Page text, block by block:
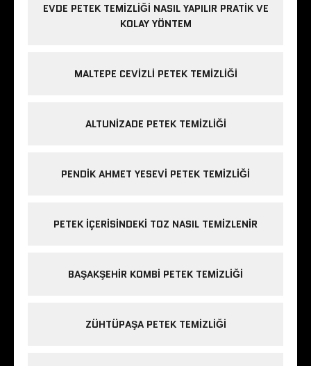
EVDE PETEK TEMIZLIĞI NASIL YAPILIR PRATIK VE
KOLAY YÖNTEM
MALTEPE CEVIZLI PETEK TEMIZLIĞI
ALTUNIZADE PETEK TEMIZLIĞI
PENDIK AHMET YESEVI PETEK TEMIZLIĞI
PETEK IÇERISINDEKI TOZ NASIL TEMIZLENIR
BAŞAKŞEHIR KOMBI PETEK TEMIZLIĞI
ZÜHTÜPAŞA PETEK TEMIZLIĞI